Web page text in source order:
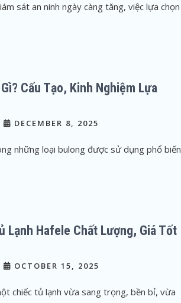
sát an ninh ngày càng tăng, việc lựa chọn
Cấu Tạo, Kinh Nghiệm Lựa
DECEMBER 8, 2025
những loại bulong được sử dụng phổ biến
Lạnh Hafele Chất Lượng, Giá Tốt
OCTOBER 15, 2025
chiếc tủ lạnh vừa sang trọng, bền bỉ, vừa